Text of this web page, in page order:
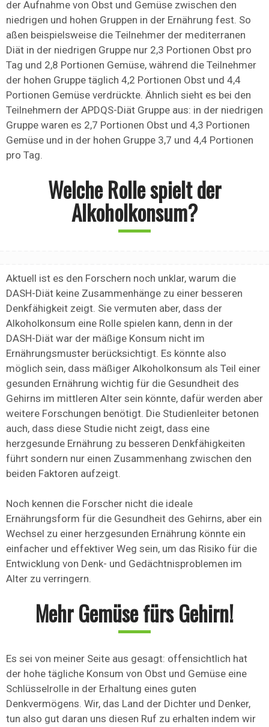
der Aufnahme von Obst und Gemüse zwischen den
niedrigen und hohen Gruppen in der Ernährung fest. So
aßen beispielsweise die Teilnehmer der mediterranen
Diät in der niedrigen Gruppe nur 2,3 Portionen Obst pro
Tag und 2,8 Portionen Gemüse, während die Teilnehmer
der hohen Gruppe täglich 4,2 Portionen Obst und 4,4
Portionen Gemüse verdrückte. Ähnlich sieht es bei den
Teilnehmern der APDQS-Diät Gruppe aus: in der niedrigen
Gruppe waren es 2,7 Portionen Obst und 4,3 Portionen
Gemüse und in der hohen Gruppe 3,7 und 4,4 Portionen
pro Tag.
Welche Rolle spielt der
Alkoholkonsum?
Aktuell ist es den Forschern noch unklar, warum die
DASH-Diät keine Zusammenhänge zu einer besseren
Denkfähigkeit zeigt. Sie vermuten aber, dass der
Alkoholkonsum eine Rolle spielen kann, denn in der
DASH-Diät war der mäßige Konsum nicht im
Ernährungsmuster berücksichtigt. Es könnte also
möglich sein, dass mäßiger Alkoholkonsum als Teil einer
gesunden Ernährung wichtig für die Gesundheit des
Gehirns im mittleren Alter sein könnte, dafür werden aber
weitere Forschungen benötigt. Die Studienleiter betonen
auch, dass diese Studie nicht zeigt, dass eine
herzgesunde Ernährung zu besseren Denkfähigkeiten
führt sondern nur einen Zusammenhang zwischen den
beiden Faktoren aufzeigt.
Noch kennen die Forscher nicht die ideale
Ernährungsform für die Gesundheit des Gehirns, aber ein
Wechsel zu einer herzgesunden Ernährung könnte ein
einfacher und effektiver Weg sein, um das Risiko für die
Entwicklung von Denk- und Gedächtnisproblemen im
Alter zu verringern.
Mehr Gemüse fürs Gehirn!
Es sei von meiner Seite aus gesagt: offensichtlich hat
der hohe tägliche Konsum von Obst und Gemüse eine
Schlüsselrolle in der Erhaltung eines guten
Denkvermögens. Wir, das Land der Dichter und Denker,
tun also gut daran uns diesen Ruf zu erhalten indem wir